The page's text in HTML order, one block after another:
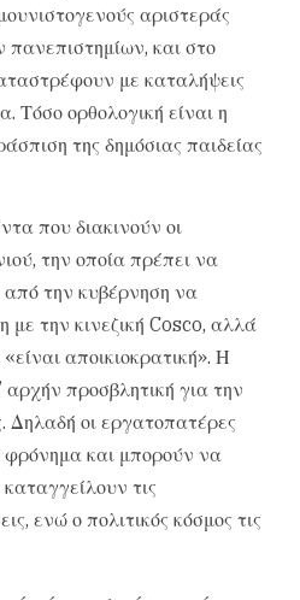
αριστεράς
πανεπιστημίων, και στο
με καταλήψεις
Τόσο ορθολογική είναι η
της δημόσιας παιδείας
που διακινούν οι
την οποία πρέπει να
την κυβέρνηση να
με την κινεζική Cosco, αλλά
αποικιοκρατική». Η
προσβλητική για την
Δηλαδή οι εργατοπατέρες
φρόνημα και μπορούν να
τις
ενώ ο πολιτικός κόσμος τις